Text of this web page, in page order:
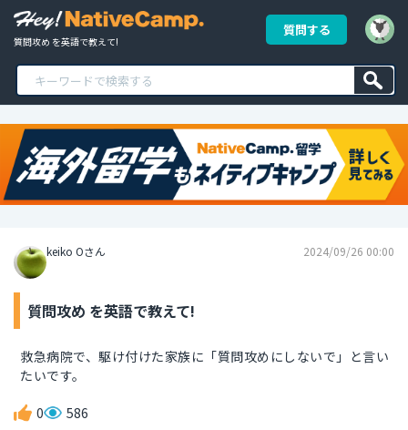
質問攻め を英語で教えて!
質問する
keiko Oさん 2024/09/26 00:00
質問攻め を英語で教えて!
救急病院で、駆け付けた家族に「質問攻めにしないで」と言い
たいです。
0 586